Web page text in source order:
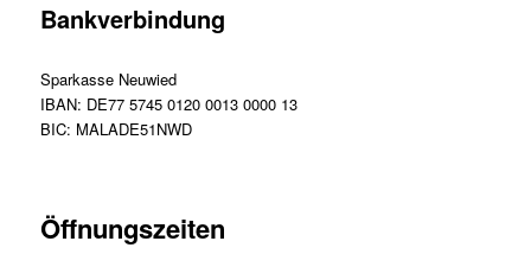
Bankverbindung
Sparkasse Neuwied
IBAN: DE77 5745 0120 0013 0000 13
BIC: MALADE51NWD
Öffnungszeiten